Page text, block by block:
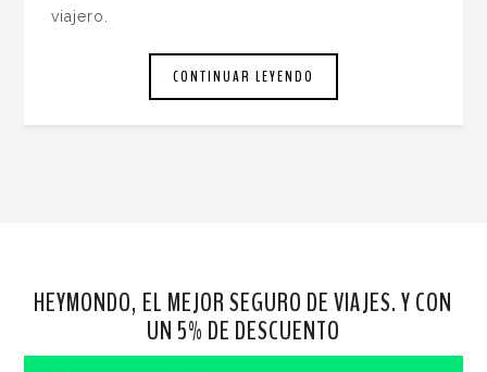
viajero.
CONTINUAR LEYENDO
HEYMONDO, EL MEJOR SEGURO DE VIAJES. Y CON
UN 5% DE DESCUENTO